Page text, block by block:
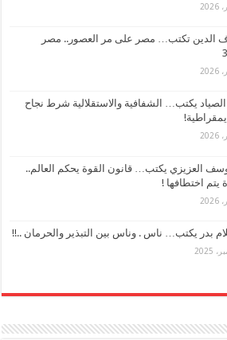
الدين تكتب… مصر على مر العصور.. مصر
الصياد يكتب… الشفافية والاستقلالية شرط نجاح
العزيزي يكتب… قانون القوة يحكم العالم..
يتم اختطافها !
بدر يكتب… ناس . وناس بين التبذير والحرمان ..!!